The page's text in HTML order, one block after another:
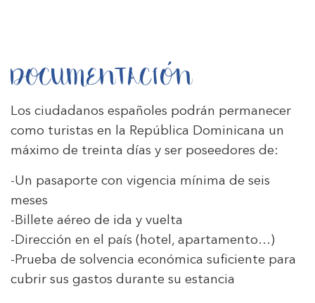
DOCUMENTACIÓN
Los ciudadanos españoles podrán permanecer
como turistas en la República Dominicana un
máximo de treinta días y ser poseedores de:
-Un pasaporte con vigencia mínima de seis
meses
-Billete aéreo de ida y vuelta
-Dirección en el país (hotel, apartamento…)
-Prueba de solvencia económica suficiente para
cubrir sus gastos durante su estancia